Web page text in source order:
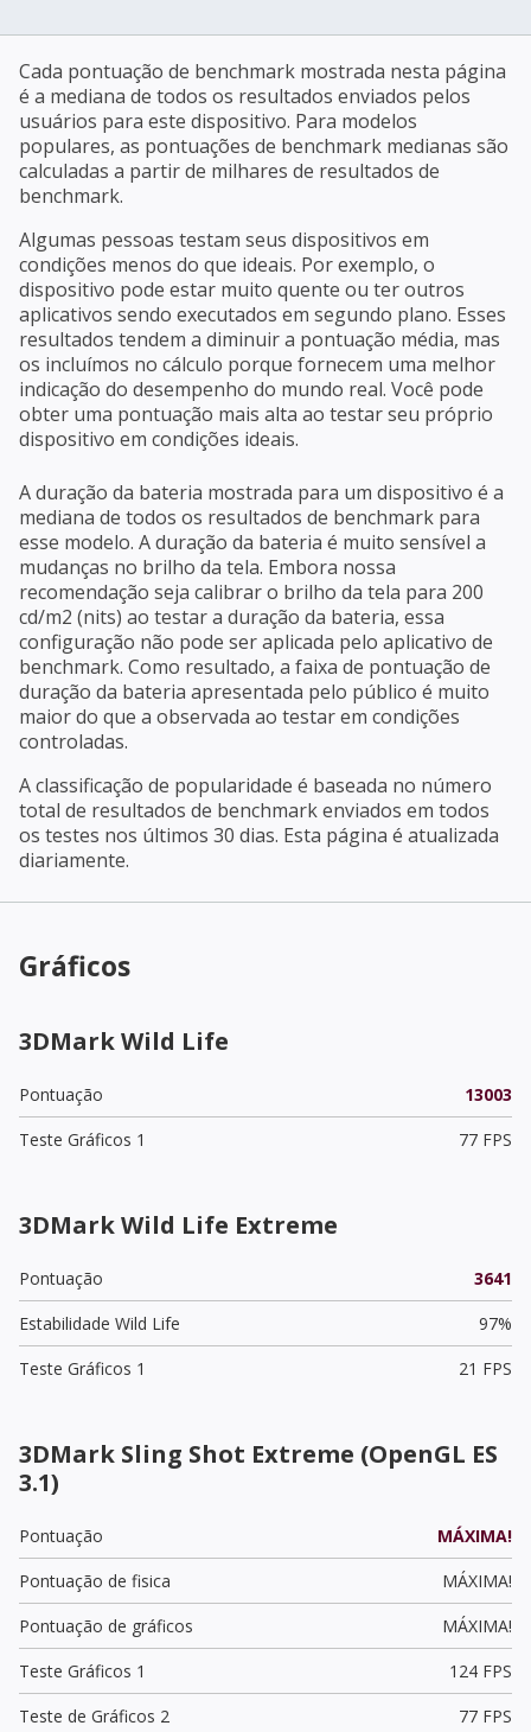
Cada pontuação de benchmark mostrada nesta página
é a mediana de todos os resultados enviados pelos
usuários para este dispositivo. Para modelos
populares, as pontuações de benchmark medianas são
calculadas a partir de milhares de resultados de
benchmark.
Algumas pessoas testam seus dispositivos em
condições menos do que ideais. Por exemplo, o
dispositivo pode estar muito quente ou ter outros
aplicativos sendo executados em segundo plano. Esses
resultados tendem a diminuir a pontuação média, mas
os incluímos no cálculo porque fornecem uma melhor
indicação do desempenho do mundo real. Você pode
obter uma pontuação mais alta ao testar seu próprio
dispositivo em condições ideais.
A duração da bateria mostrada para um dispositivo é a
mediana de todos os resultados de benchmark para
esse modelo. A duração da bateria é muito sensível a
mudanças no brilho da tela. Embora nossa
recomendação seja calibrar o brilho da tela para 200
cd/m2 (nits) ao testar a duração da bateria, essa
configuração não pode ser aplicada pelo aplicativo de
benchmark. Como resultado, a faixa de pontuação de
duração da bateria apresentada pelo público é muito
maior do que a observada ao testar em condições
controladas.
A classificação de popularidade é baseada no número
total de resultados de benchmark enviados em todos
os testes nos últimos 30 dias. Esta página é atualizada
diariamente.
Gráficos
3DMark Wild Life
Pontuação
13003
Teste Gráficos 1
77 FPS
3DMark Wild Life Extreme
Pontuação
3641
Estabilidade Wild Life
97%
Teste Gráficos 1
21 FPS
3DMark Sling Shot Extreme (OpenGL ES
3.1)
Pontuação
MÁXIMA!
Pontuação de fisica
MÁXIMA!
Pontuação de gráficos
MÁXIMA!
Teste Gráficos 1
124 FPS
Teste de Gráficos 2
77 FPS